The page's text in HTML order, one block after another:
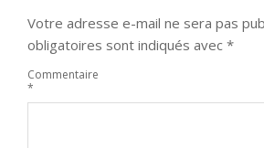
Votre adresse e-mail ne sera pas
obligatoires sont indiqués avec *
Commentaire
*